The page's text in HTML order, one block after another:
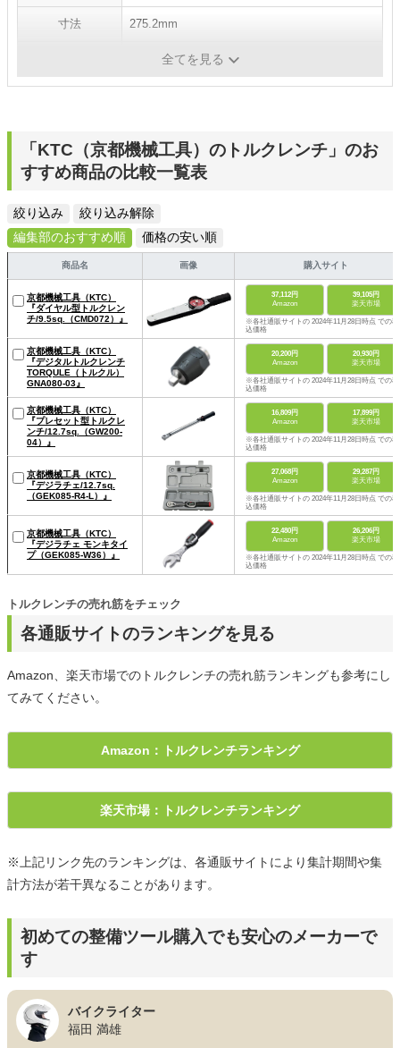
寸法 275.2mm
0.56kg全てを見る
「KTC（京都機械工具）のトルクレンチ」のお
すすめ商品の比較一覧表
絞り込み
絞り込み解除
編集部のおすすめ順
価格の安い順
商品名 画像 購入サイト
京都機械工具（KTC）
『ダイヤル型トルクレン
チ/9.5sq.（CMD072）』
37,112円
Amazon
39,105円
楽天市場
※各社通販サイトの 2024年11月28日時点 での税
込価格
京都機械工具（KTC）
『デジタルトルクレンチ
TORQULE（トルクル）
GNA080-03』
20,200円
Amazon
20,930円
楽天市場
※各社通販サイトの 2024年11月28日時点 での税
込価格
京都機械工具（KTC）
『プレセット型トルクレ
ンチ/12.7sq.（GW200-
04）』
16,809円
Amazon
17,899円
楽天市場
※各社通販サイトの 2024年11月28日時点 での税
込価格
京都機械工具（KTC）
『デジラチェ/12.7sq.
（GEK085-R4-L）』
27,068円
Amazon
29,287円
楽天市場
※各社通販サイトの 2024年11月28日時点 での税
込価格
京都機械工具（KTC）
『デジラチェ モンキタイ
プ（GEK085-W36）』
22,480円
Amazon
26,206円
楽天市場
※各社通販サイトの 2024年11月28日時点 での税
込価格
各通販サイトのランキングを見る
トルクレンチの売れ筋をチェック
Amazon、楽天市場でのトルクレンチの売れ筋ランキングも参考にし
てみてください。
Amazon：トルクレンチランキング
楽天市場：トルクレンチランキング
※上記リンク先のランキングは、各通販サイトにより集計期間や集
計方法が若干異なることがあります。
初めての整備ツール購入でも安心のメーカーで
す
バイクライター
福田 満雄